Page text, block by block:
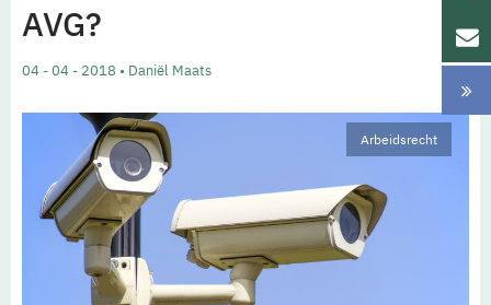
Updates
AVG?
04 - 04 - 2018 • Daniël Maats
Arbeidsrecht